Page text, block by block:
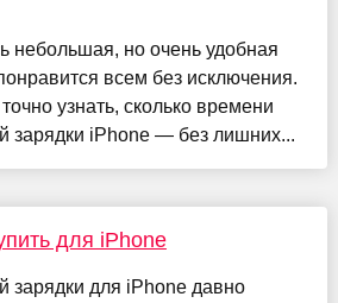
небольшая, но очень удобная
всем без исключения.
узнать, сколько времени
зарядки iPhone — без лишних...
для iPhone
зарядки для iPhone давно